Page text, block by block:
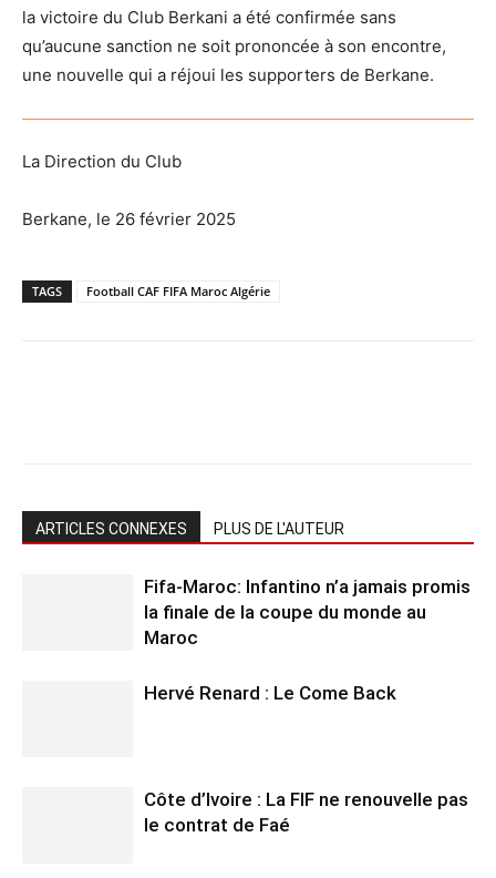
la victoire du Club Berkani a été confirmée sans
qu’aucune sanction ne soit prononcée à son encontre,
une nouvelle qui a réjoui les supporters de Berkane.
La Direction du Club
Berkane, le 26 février 2025
TAGS Football CAF FIFA Maroc Algérie
ARTICLES CONNEXES PLUS DE L'AUTEUR
Fifa-Maroc: Infantino n’a jamais promis
la finale de la coupe du monde au
Maroc
Hervé Renard : Le Come Back
Côte d’Ivoire : La FIF ne renouvelle pas
le contrat de Faé